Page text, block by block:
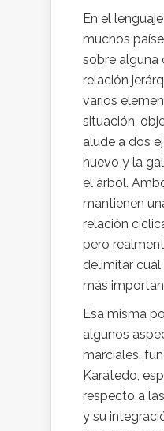
En el
muchos
sobre alguna
relación
varios
situación,
alude a dos
huevo y la
el árbol.
mantienen
relación
pero
delimitar cuál
más
Esa misma
algunos
marciales,
Karatedo,
respecto a
y su